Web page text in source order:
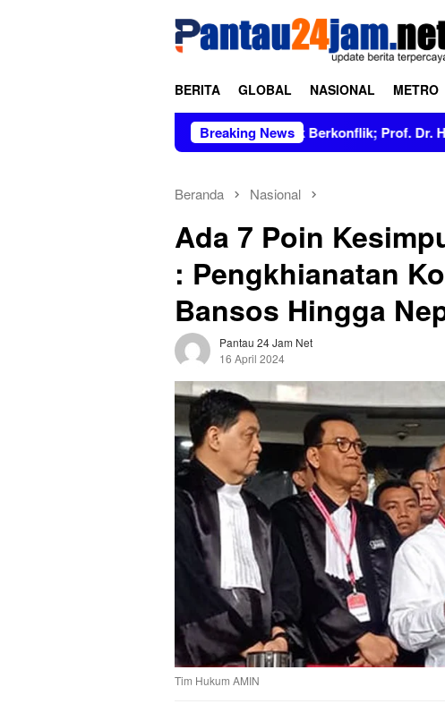
BERITA GLOBAL NASIONAL METRO
Breaking News
Figur Bersih dan Tidak Berkonflik; Prof. Dr. Hj. Andi Aslinda,
Beranda Nasional
Ada 7 Poin
: Pengkhianatan
Bansos Hingga
Pantau 24 Jam Net
16 April 2024
Tim Hukum AMIN